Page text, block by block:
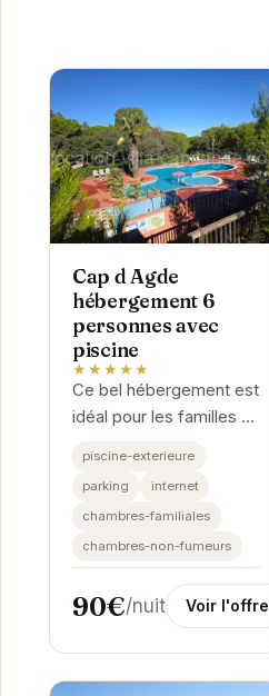
Cap d Agde
hébergement 6
personnes avec
piscine
★★★★★
Ce bel hébergement est
idéal pour les familles ou
d'une piscine privée
pour des moments de...
piscine-exterieure
parking
internet
chambres-familiales
chambres-non-fumeurs
90€/nuit Voir l'offre